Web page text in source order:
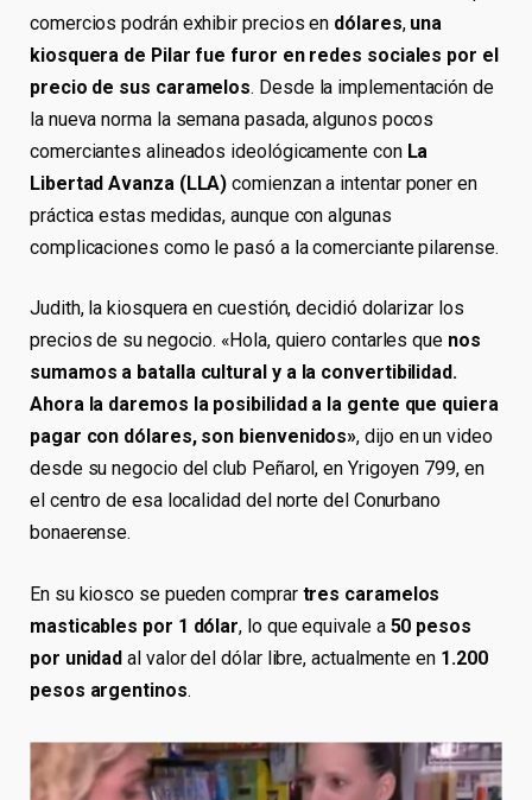
comercios podrán exhibir precios en dólares, una
kiosquera de Pilar fue furor en redes sociales por el
precio de sus caramelos. Desde la implementación de
la nueva norma la semana pasada, algunos pocos
comerciantes alineados ideológicamente con La
Libertad Avanza (LLA) comienzan a intentar poner en
práctica estas medidas, aunque con algunas
complicaciones como le pasó a la comerciante pilarense.
Judith, la kiosquera en cuestión, decidió dolarizar los
precios de su negocio. «Hola, quiero contarles que nos
sumamos a batalla cultural y a la convertibilidad.
Ahora la daremos la posibilidad a la gente que quiera
pagar con dólares, son bienvenidos», dijo en un video
desde su negocio del club Peñarol, en Yrigoyen 799, en
el centro de esa localidad del norte del Conurbano
bonaerense.
En su kiosco se pueden comprar tres caramelos
masticables por 1 dólar, lo que equivale a 50 pesos
por unidad al valor del dólar libre, actualmente en 1.200
pesos argentinos.